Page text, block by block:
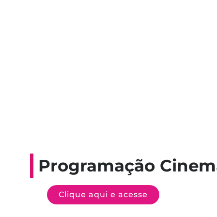
Programação
Clique aqui e acesse